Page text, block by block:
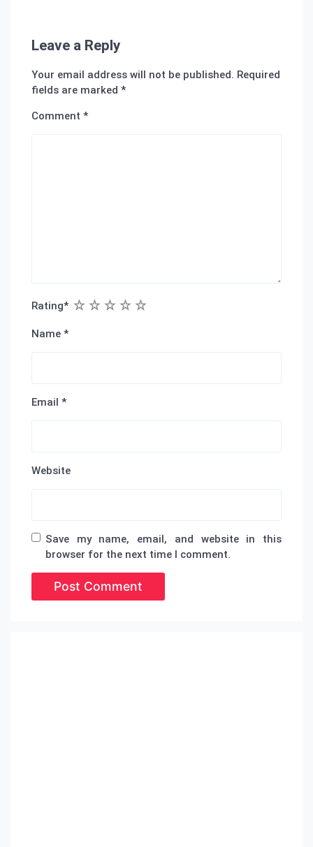
Leave a Reply
Your email address will not be published. Required
fields are marked *
Comment *
Rating* 5
4
3
2
1
Name *
Email *
Website
Save my name, email, and website in this
browser for the next time I comment.